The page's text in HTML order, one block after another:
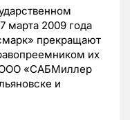
марта 2009 года
прекращают
их
ООО «САБМиллер
и